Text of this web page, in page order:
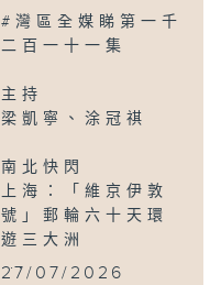
#灣區全媒睇第一千
二百一十一集
主持
梁凱寧、涂冠祺
南北快閃
上海：「維京伊敦
號」郵輪六十天環
遊三大洲
...
27/07/2026